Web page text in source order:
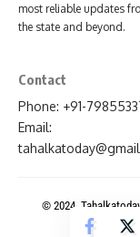
most reliable updates
the state and beyond.
Contact
Phone: +91-
Email:
© 2024.